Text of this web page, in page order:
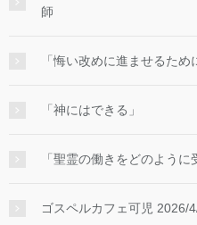
師
「悔い改めに進ませるため
「神にはできる」
「聖霊の働きをどのように
ゴスペルカフェ可児 2026/